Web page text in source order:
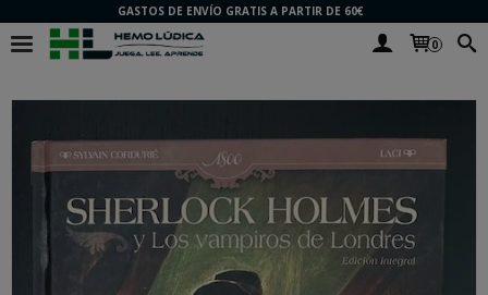
GASTOS DE ENVÍO GRATIS A PARTIR DE 60€
0